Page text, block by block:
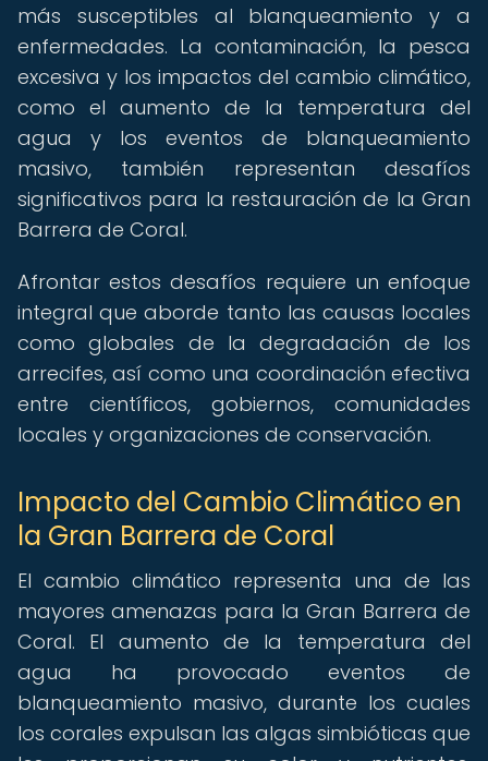
más susceptibles al blanqueamiento y a
enfermedades. La contaminación, la pesca
excesiva y los impactos del cambio climático,
como el aumento de la temperatura del
agua y los eventos de blanqueamiento
masivo, también representan desafíos
significativos para la restauración de la Gran
Barrera de Coral.
Afrontar estos desafíos requiere un enfoque
integral que aborde tanto las causas locales
como globales de la degradación de los
arrecifes, así como una coordinación efectiva
entre científicos, gobiernos, comunidades
locales y organizaciones de conservación.
Impacto del Cambio Climático en
la Gran Barrera de Coral
El cambio climático representa una de las
mayores amenazas para la Gran Barrera de
Coral. El aumento de la temperatura del
agua ha provocado eventos de
blanqueamiento masivo, durante los cuales
los corales expulsan las algas simbióticas que